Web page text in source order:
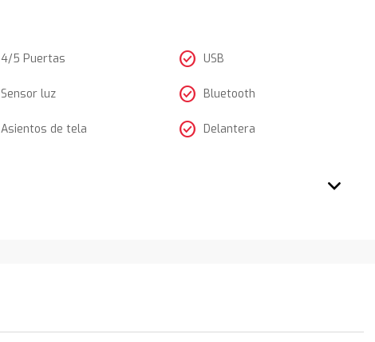
4/5 Puertas
Sensor luz
Asientos de tela
check_circle USB
check_circle Bluetooth
check_circle Delantera